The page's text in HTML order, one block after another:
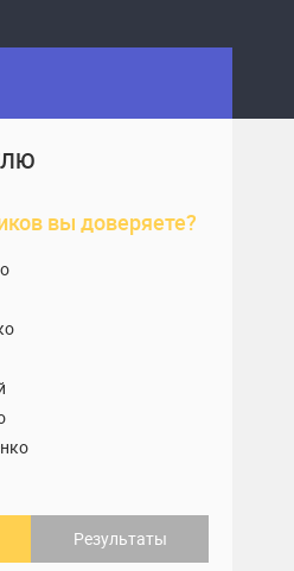
вы доверяете?
Результаты